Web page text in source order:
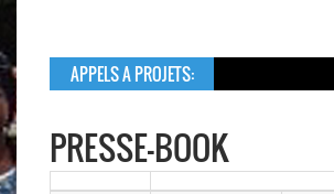
APPELS A PROJETS:
PRESSE-BOOK